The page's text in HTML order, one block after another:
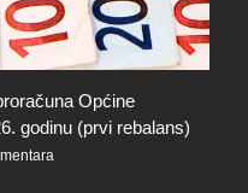
Općine
godinu (prvi rebalans)